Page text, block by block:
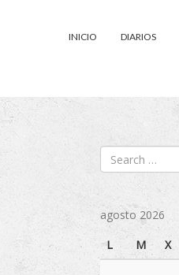
INICIO DIARIOS
agosto 2026
L
M X